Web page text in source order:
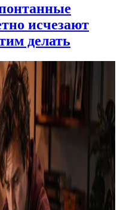
исчезают
делать